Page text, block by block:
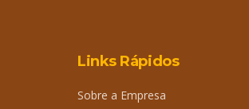
Links Rápidos
Sobre a Empresa